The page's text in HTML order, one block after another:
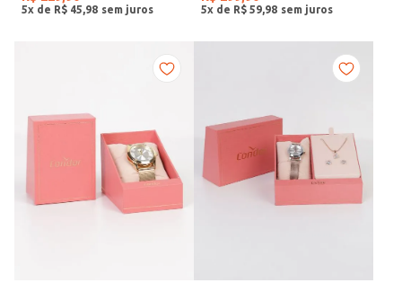
5x de R$ 45 98 5x de R$ 59 98